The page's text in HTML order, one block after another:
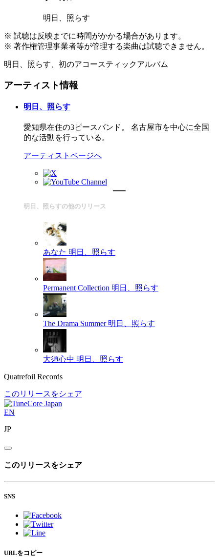
明日、照らす
※ 試聴は反映までに時間がかかる場合があります。
※ 著作権管理事業者等が管理する楽曲は試聴できません。
明日、照らす、初のアコースティックアルバム
アーティスト情報
明日、照らす
愛知県在住の3ピースバンド。 名古屋市を中心に全国
的な活動を行っている。
アーティストページへ
明日、照らすの他のリリース
あなた 明日、照らす
Permanent Collection 明日、照らす
The Drama Summer 明日、照らす
大須心中 明日、照らす
Quatrefoil Records
このリリースをシェア
EN
JP
このリリースをシェア
SNS
URLをコピー